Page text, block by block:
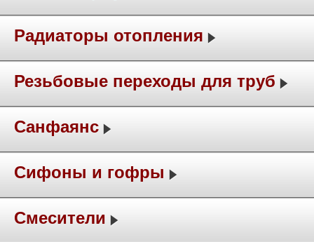
Радиаторы отопления
Резьбовые переходы для труб
Санфаянс
Сифоны и гофры
Смесители